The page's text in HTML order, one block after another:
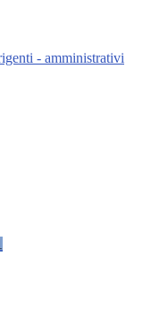
- amministrativi